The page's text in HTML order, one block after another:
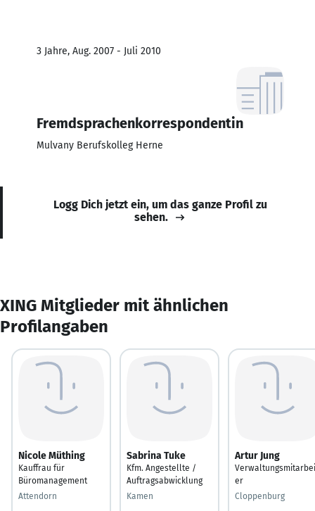
3 Jahre, Aug. 2007 - Juli 2010
Fremdsprachenkorrespondentin
Mulvany Berufskolleg Herne
Logg Dich jetzt ein, um das ganze Profil zu
sehen.
XING Mitglieder mit ähnlichen
Profilangaben
Nicole Müthing
Kauffrau für
Büromanagement
Attendorn
Sabrina Tuke
Kfm. Angestellte /
Auftragsabwicklung
Kamen
Artur Jung
er
Cloppenburg